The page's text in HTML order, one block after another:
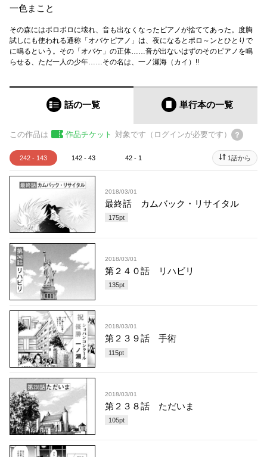
一色まこと
その森にはボロボロに壊れ、音も出なくなったピアノが捨ててあった。度胸
試しにも使われる通称「オバケピアノ」は、夜になるとポロ～ンとひとりで
に鳴るという。その「オバケ」の正体……音が出ないはずのそのピアノを鳴
らせる、ただ一人の少年……その名は、一ノ瀬海（カイ）!!
話の一覧 単行本の一覧
この作品は 作品チケット 対象です（ログインが必要です）
242 - 143 142 - 43 42 - 1 1話から
2018/03/01
最終話 カムバック・リサイタル
175pt
2018/03/01
第２４０話 リハビリ
135pt
2018/03/01
第２３９話 手術
115pt
2018/03/01
第２３８話 ただいま
105pt